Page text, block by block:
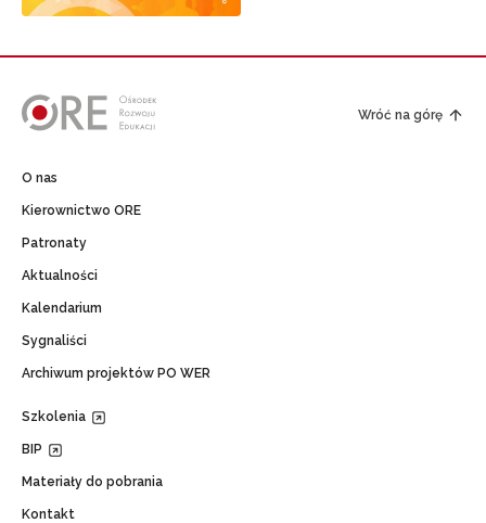
Wróć na górę
O nas
Kierownictwo ORE
Patronaty
Aktualności
Kalendarium
Sygnaliści
Archiwum projektów PO WER
Szkolenia
BIP
Materiały do pobrania
Kontakt